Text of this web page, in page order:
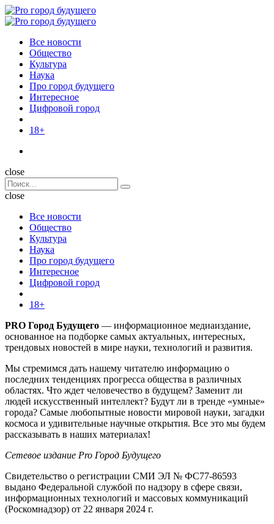
Menu
Поиск
Menu
Pro
Все новости
Общество
Культура
Наука
Про город будущего
Интересное
Цифровой город
18+
Поиск
close
Search
for:
Поиск
close
Все новости
Общество
Культура
Наука
Про город будущего
Интересное
Цифровой город
18+
PRO Город Будущего — информационное медиаиздание,
основанное на подборке самых актуальных, интересных,
трендовых новостей в мире науки, технологий и развития.
Мы стремимся дать нашему читателю информацию о
последних тенденциях прогресса общества в различных
областях. Что ждет человечество в будущем? Заменит ли
людей искусственный интеллект? Будут ли в тренде «умные»
города? Самые любопытные новости мировой науки, загадки
космоса и удивительные научные открытия. Все это мы будем
рассказывать в наших материалах!
Сетевое издание Pro Город Будущего
Свидетельство о регистрации СМИ ЭЛ № ФС77-86593
выдано Федеральной службой по надзору в сфере связи,
информационных технологий и массовых коммуникаций
(Роскомнадзор) от 22 января 2024 г.